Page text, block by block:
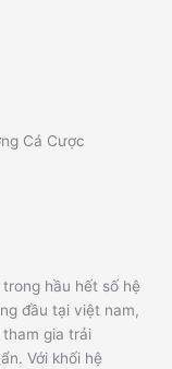
Cá Cược
hầu hết số hệ
đầu tại việt nam,
gia trải
Với khối hệ